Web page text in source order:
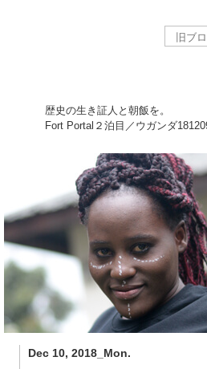
歴史の生き証人と朝飯を。
Fort Portal２泊目／ウガンダ
Dec 10, 2018_Mon.